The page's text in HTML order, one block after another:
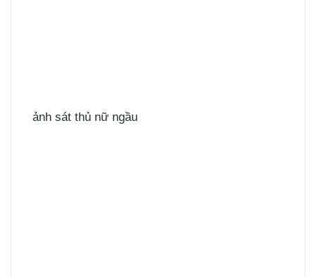
ảnh sát thủ nữ ngầu